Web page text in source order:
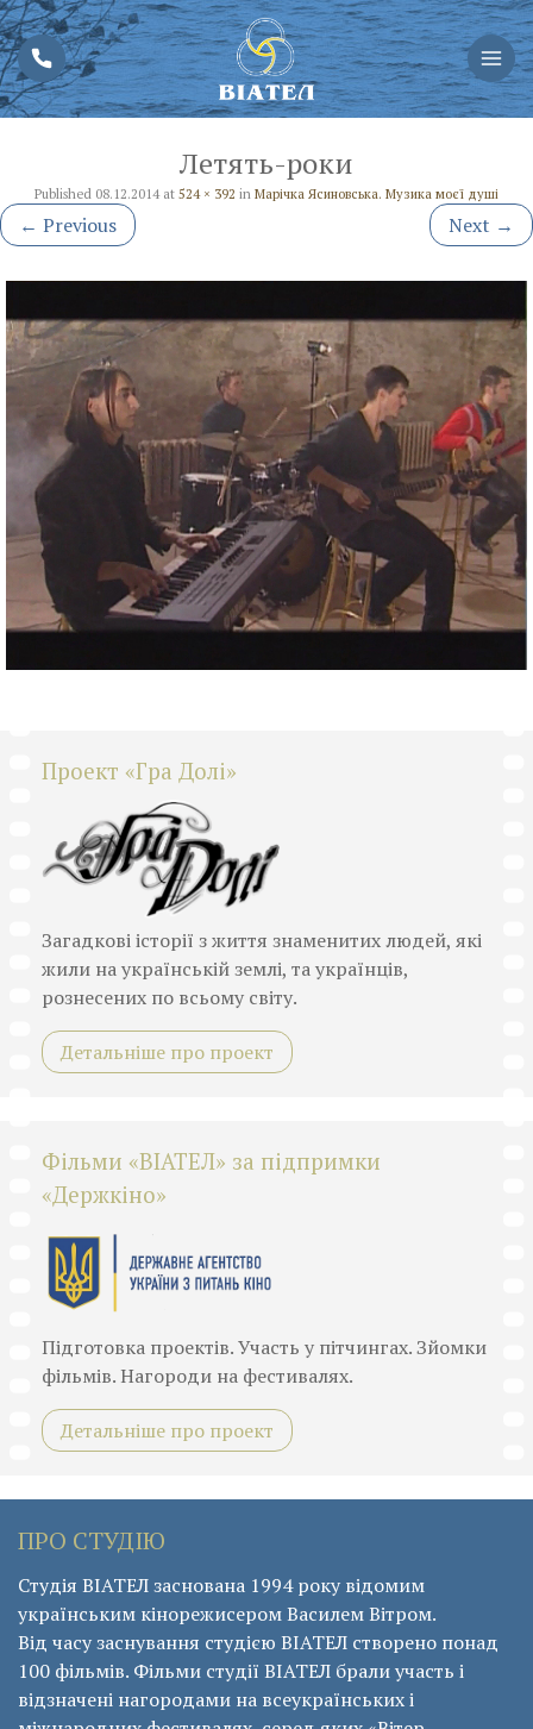
Летять-роки
Published 08.12.2014at 524 × 392 in Марічка Ясиновська. Музика моєї душі
← Previous Next →
Проект «Гра Долі»
Загадкові історії з життя знаменитих людей, які
жили на українській землі, та українців,
рознесених по всьому світу.
Детальніше про проект
Фільми «ВІАТЕЛ» за підпримки
«Держкіно»
Підготовка проектів. Участь у пітчингах. Зйомки
фільмів. Нагороди на фестивалях.
Детальніше про проект
ПРО СТУДІЮ
Студія ВІАТЕЛ заснована 1994 року відомим
українським кінорежисером Василем Вітром.
Від часу заснування студією ВІАТЕЛ створено понад
100 фільмів. Фільми студії ВІАТЕЛ брали участь і
відзначені нагородами на всеукраїнських і